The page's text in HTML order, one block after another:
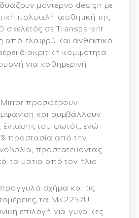
μοντέρνο design με
πολυτελή αισθητική της
σκελετός σεTransparent
από ελαφρύ και ανθεκτικό
διακριτική κομψότητα
για καθημερινή
προσφέρουν
και συμβάλλουν
έντασης του φωτός, ενώ
προστασία από την
, προστατεύοντας
τα μάτια από τον ήλιο.
σχήμα και τις
τα MK2257U
επιλογή για γυναίκες